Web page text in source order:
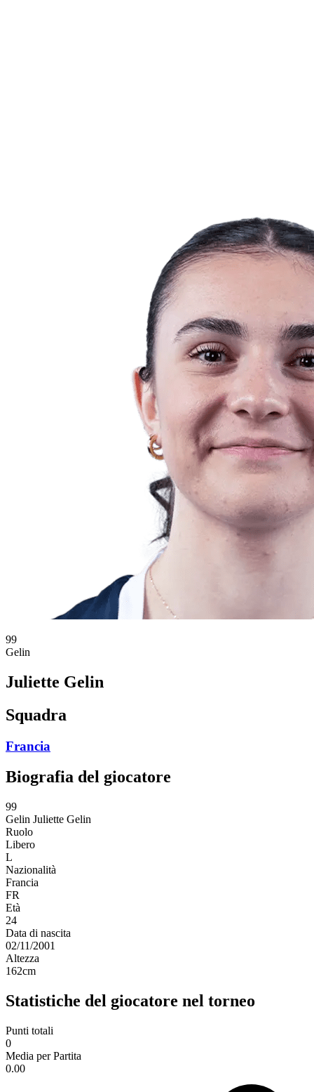
99
Gelin
Juliette Gelin
Squadra
Francia
Biografia del giocatore
99
Gelin Juliette Gelin
Ruolo
Libero
L
Nazionalità
Francia
FR
Età
24
Data di nascita
02/11/2001
Altezza
162cm
Statistiche del giocatore nel torneo
Punti totali
0
Media per Partita
0.00